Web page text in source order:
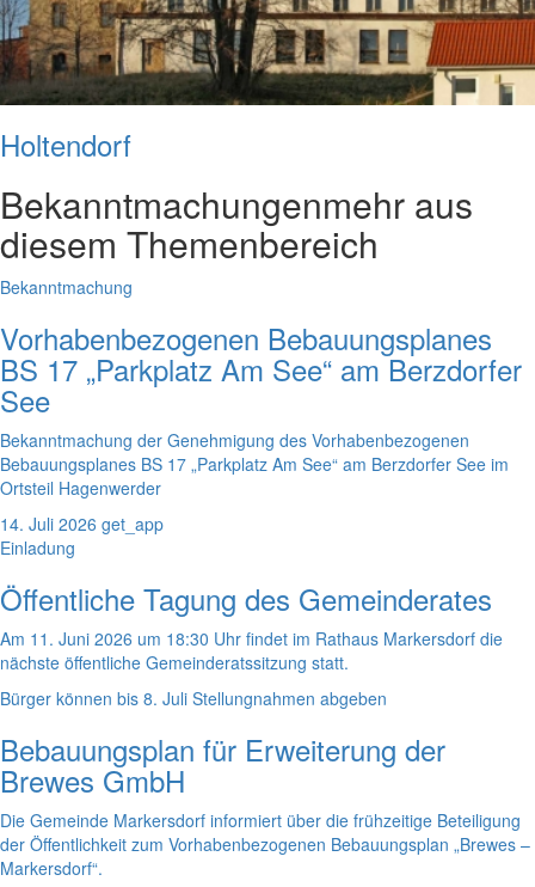
Holtendorf
Bekanntmachungenmehr aus
diesem Themenbereich
Bekanntmachung
Vorhabenbezogenen Bebauungsplanes
BS 17 „Parkplatz Am See“ am Berzdorfer
See
Bekanntmachung der Genehmigung des Vorhabenbezogenen
Bebauungsplanes BS 17 „Parkplatz Am See“ am Berzdorfer See im
Ortsteil Hagenwerder
14. Juli 2026 get_app
Einladung
Öffentliche Tagung des Gemeinderates
Am 11. Juni 2026 um 18:30 Uhr findet im Rathaus Markersdorf die
nächste öffentliche Gemeinderatssitzung statt.
Bürger können bis 8. Juli Stellungnahmen abgeben
Bebauungsplan für Erweiterung der
Brewes GmbH
Die Gemeinde Markersdorf informiert über die frühzeitige Beteiligung
der Öffentlichkeit zum Vorhabenbezogenen Bebauungsplan „Brewes –
Markersdorf“.